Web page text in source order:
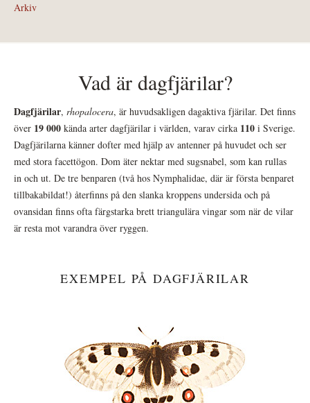
Arkiv
Vad är dagfjärilar?
Dagfjärilar, rhopalocera, är huvudsakligen dagaktiva fjärilar. Det finns
över 19 000 kända arter dagfjärilar i världen, varav cirka 110 i Sverige.
Dagfjärilarna känner dofter med hjälp av antenner på huvudet och ser
med stora facettögon. Dom äter nektar med sugsnabel, som kan rullas
in och ut. De tre benparen (två hos Nymphalidae, där är första benparet
tillbakabildat!) återfinns på den slanka kroppens undersida och på
ovansidan finns ofta färgstarka brett triangulära vingar som när de vilar
är resta mot varandra över ryggen.
EXEMPEL PÅ DAGFJÄRILAR